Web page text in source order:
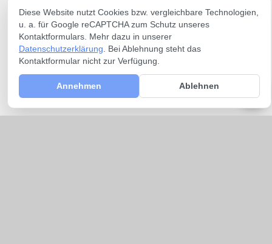
Diese Website nutzt Cookies bzw. vergleichbare Technologien,
u. a. für Google reCAPTCHA zum Schutz unseres
Kontaktformulars. Mehr dazu in unserer
Datenschutzerklärung . Bei Ablehnung steht das
Kontaktformular nicht zur Verfügung.
Annehmen Ablehnen